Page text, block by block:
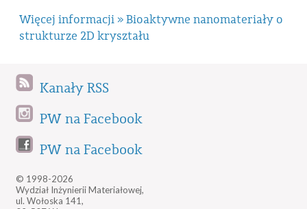
Więcej informacji » Bioaktywne nanomateriały o
strukturze 2D kryształu
Kanały RSS
PW na Facebook
PW na Facebook
© 1998-2026
Wydział Inżynierii Materiałowej,
ul. Wołoska 141,